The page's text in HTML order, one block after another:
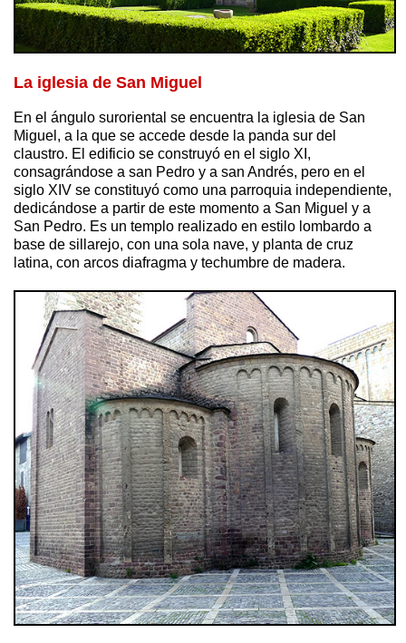
La iglesia de San Miguel
En el ángulo suroriental se encuentra la iglesia de San
Miguel, a la que se accede desde la panda sur del
claustro. El edificio se construyó en el siglo XI,
consagrándose a san Pedro y a san Andrés, pero en el
siglo XIV se constituyó como una parroquia independiente,
dedicándose a partir de este momento a San Miguel y a
San Pedro. Es un templo realizado en estilo lombardo a
base de sillarejo, con una sola nave, y planta de cruz
latina, con arcos diafragma y techumbre de madera.